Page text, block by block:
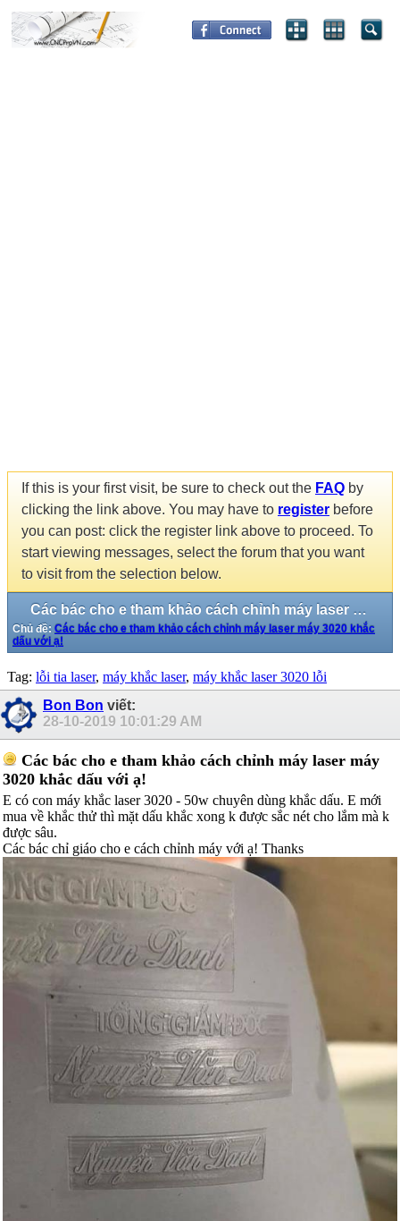
If this is your first visit, be sure to check out the FAQ by
clicking the link above. You may have to register before
you can post: click the register link above to proceed. To
start viewing messages, select the forum that you want
to visit from the selection below.
Các bác cho e tham khảo cách chỉnh máy laser máy 3020 khắc dấu với ạ!
Chủ đề: Các bác cho e tham khảo cách chỉnh máy laser máy 3020 khắc
dấu với ạ!
Tag: lỗi tia laser, máy khắc laser, máy khắc laser 3020 lỗi
Bon Bon viết:
28-10-2019 10:01:29 AM
Các bác cho e tham khảo cách chỉnh máy laser máy
3020 khắc dấu với ạ!
E có con máy khắc laser 3020 - 50w chuyên dùng khắc dấu. E mới
mua về khắc thử thì mặt dấu khắc xong k được sắc nét cho lắm mà k
được sâu.
Các bác chỉ giáo cho e cách chỉnh máy với ạ! Thanks